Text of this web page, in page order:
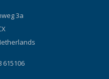
3a
615106